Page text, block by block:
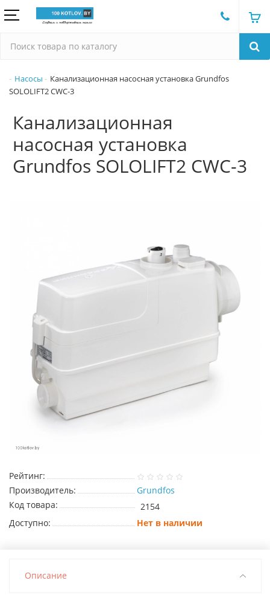
Насосы
Канализационная насосная установка Grundfos
SOLOLIFT2 CWC-3
Канализационная
насосная установка
Grundfos SOLOLIFT2 CWC-3
Рейтинг:
Производитель:
Grundfos
Код товара:
2154
Доступно:
Нет в наличии
Описание